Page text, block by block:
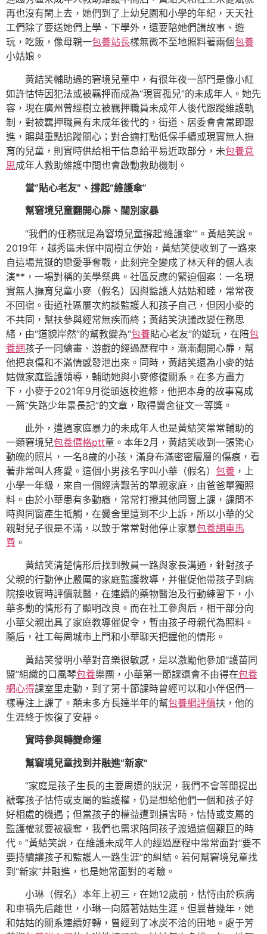
再也沒有閑上去，她們到了上幼兒園和小學的年紀，天天社
工們除了要送她們上學、下學外，還要陪她們講故事、遊
玩，吃飯，像母親一包養站長樣無微不至地照料著兩個包養
小姑娘。
黃結笑輔助過的窘境兒童中，有很年夜一部門是像小紅
如許怙恃因犯法或被羈押而成為“現實孤兒”的未成年人。她先
容，現在廣州曾經樹立被羈押職員未成年人後代跟蹤維護軌
制，對被羈押職員有未成年後代的，街道、居委會會當即跟
進，賜與重點追蹤關心；對合適打點低保手續或現實無人撫
育的兒童，則實時供給相干信息給平易近政部分，未包養意
思成年人救助維護中間也會啟動救助機制。
當“貼心老友”、撐起“維護傘”
幫窘境兒童翻開心扉、闊別家暴
“我們的任務就是為窘境兒童撐起‘維護傘’”。黃結笑說。
2019年，越秀區未保中間樹立伊始，黃結笑便收到了一路來
自這場荒誕的戀愛爭奪戰，此刻完全變成了林天秤的個人表
演**，一場對稱的美學祭典。社區反應的緊迫個案：一名現
實無人撫育兒童小麥（假名）因與監護人姑姑和睦，常常夜
不回宿。街道社區屢次約談監護人和孩子自己，但因小麥的
不共同，幫扶參與經常無疾而終；黃結笑決議改變任務思
緒，由“道貌岸然”的幫教變為“包養貼心老友”的遊玩，在陪包
養網孩子一同繪畫、游戲的經過歷程中，漸漸翻開心扉，幫
他把哀傷和不滿情感發泄出來。同時，黃結笑還為小麥的姑
姑做家庭監護領導，輔助她與小麥修復關系。在多方盡力
下，小麥于2021年9月從頭返校進修，他把本身的故事寫成
一篇“失路少年景長記”的文章，取得黌舍征文一等獎。
此外，遭遇家庭暴力的未成年人也是黃結笑常常輔助的
一類窘境兒包養價格ptt童。本年2月，黃結笑收到一張驚心
動魄的照片，一名8歲的小孩，滿身布滿密密層層的傷痕，看
著非常叫人疼愛。這個小男孩名字叫小華（假名） 包養 ，上
小學一年級，來自一個經濟艱苦的單親家庭，由爸爸單獨照
料。由於小華患有多動癥，常常打攪其他同窗上課，課間不
時與同窗產生牴觸，在黌舍里遭到不少上訴，所以小華的父
親對兒子很是不滿，以致于常常對他停止家暴包養網車馬
費 。
黃結笑清楚情形后找到教員一路與家長溝通，針對孩子
父親的行動停止嚴厲的家庭監護教導，并催促他帶孩子到病
院接收實時評價就醫，在連續的藥物醫治及行動練習下，小
華多動的情形有了顯明改良。而在社工參與后，相干部分向
小華父親出具了家庭教導催促令，暫由孩子母親代為照料。
隨后，社工每周城市上門和小華聊天把握他的情形。
黃結笑發明小華對音樂很敏感，是以激勵他參加“護苗同
盟”組織的口風琴包養樂團，小華第一節課還會不由得在包養
網心得課室里走動，到了第十節課時曾經可以和小伴侶們一
樣專注上課了。顛末多方長達半年的幫包養網評價扶，他的
生涯終于恢復了安靜。
實時參與轉變命運
幫窘境兒童找到并融進“新家”
“家庭是孩子生長的主要周遭的狀況，我們不會等閒提出
褫奪孩子怙恃或支屬的監護權，仍是想給他們一個和孩子好
好相處的機遇；但當孩子的權益遭到損害時，怙恃或支屬的
監護權就要被褫奪，我們也需求陪同孩子渡過這個艱巨的時
代。”黃結笑說，在維護未成年人的經過歷程中常常面對“要不
要持續讓孩子和監護人一路生涯”的糾結。若何幫窘境兒童找
到“新家”并融進，也是她常面對的考驗。
小琳（假名）本年上初三，在她12歲前，怙恃由於疾病
和車禍先后離世，小琳一向隨著姑姑生涯。但曩昔幾年，她
和姑姑的關系連續好轉，曾經到了冰炭不洽的田地。處于芳